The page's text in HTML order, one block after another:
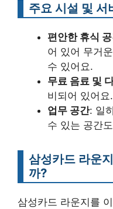
주요 시설 및 서
편안한 휴식
어 있어 무거
수 있어요.
무료 음료 및
비되어 있어요.
업무 공간: 일
수 있는 공간
삼성카드 라운
까?
삼성카드 라운지를